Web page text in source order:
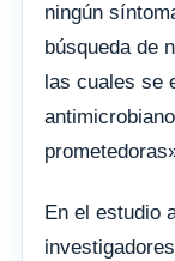
ningún
búsqueda de
las cuales se
En el estudio